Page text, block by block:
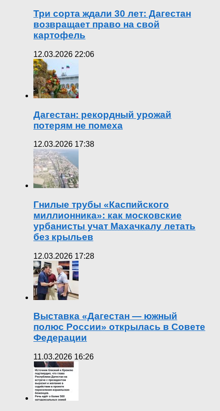
Три сорта ждали 30 лет: Дагестан
возвращает право на свой
картофель
12.03.2026 22:06
Дагестан: рекордный урожай
потерям не помеха
12.03.2026 17:38
Гнилые трубы «Каспийского
миллионника»: как московские
урбанисты учат Махачкалу летать
без крыльев
12.03.2026 17:28
Выставка «Дагестан — южный
полюс России» открылась в Совете
Федерации
11.03.2026 16:26